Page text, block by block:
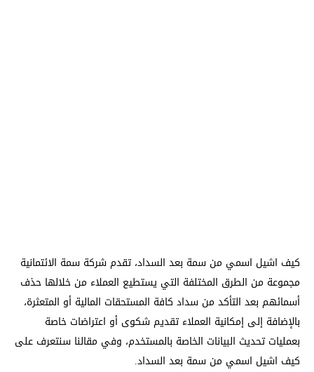
كيف اشيل اسمي من سمة بعد السداد، تقدم شركة سمة الائتمانية
مجموعة من الطرق المختلفة التي يستطيع العملاء من خلالها حذف
أسمائهم بعد التأكد من سداد كافة المستحقات المالية أو المتعثرة،
بالإضافة إلى إمكانية العملاء تقديم شكوى أو اعتراضات خاصة
بعمليات تحديث البيانات الخاصة بالمستخدم، وفي مقالنا سنتعرف على
كيف اشيل اسمي من سمة بعد السداد.